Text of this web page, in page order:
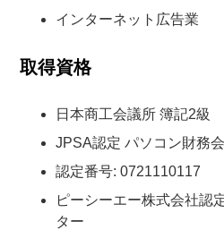
インターネット広告業
取得資格
日本商工会議所 簿記2級
JPSA認定 パソコン財務
認定番号: 0721110117
ピーシーエー株式会社認
ター